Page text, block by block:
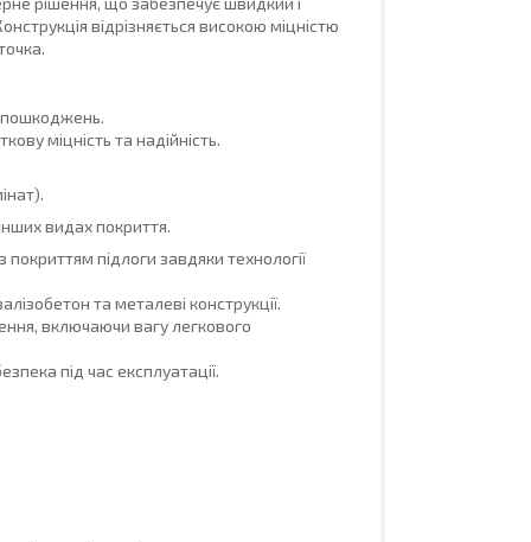
відрізняється високою міцністю
пошкоджень.
міцність та надійність.
видах покриття.
підлоги завдяки технології
та металеві конструкції.
включаючи вагу легкового
під час експлуатації.